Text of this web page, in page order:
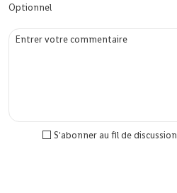
Optionnel
S'abonner au fil de discussion